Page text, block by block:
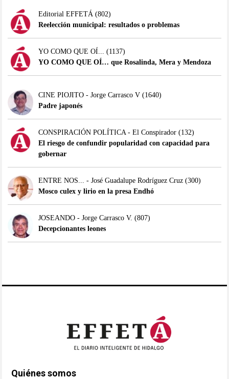
Editorial EFFETÁ (802)
Reelección municipal: resultados o problemas
YO COMO QUE OÍ...
(1137)
YO COMO QUE OÍ… que Rosalinda, Mera y Mendoza
CINE PIOJITO - Jorge Carrasco V(1640)
Padre japonés
CONSPIRACIÓN POLÍTICA - El Conspirador(132)
El riesgo de confundir popularidad con capacidad para
gobernar
ENTRE NOS... - José Guadalupe Rodríguez Cruz(300)
Mosco culex y lirio en la presa Endhó
JOSEANDO - Jorge Carrasco V. (807)
Decepcionantes leones
Quiénes somos